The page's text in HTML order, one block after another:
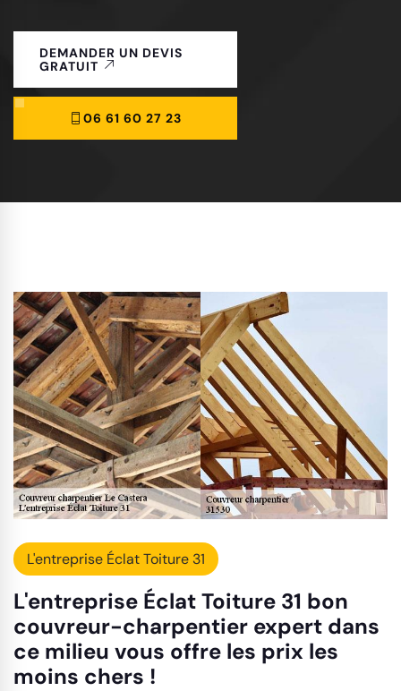
DEMANDER UN DEVIS
GRATUIT
06 61 60 27 23
L'entreprise Éclat Toiture 31
L'entreprise Éclat Toiture 31 bon
couvreur-charpentier expert dans
ce milieu vous offre les prix les
moins chers !